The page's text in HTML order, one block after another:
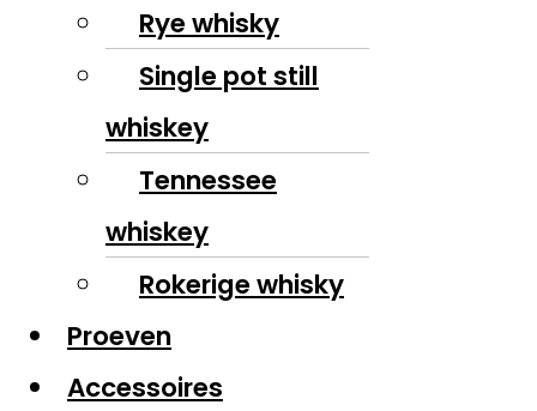
Rye whisky
Single pot still
whiskey
Tennessee
whiskey
Rokerige whisky
Proeven
Accessoires